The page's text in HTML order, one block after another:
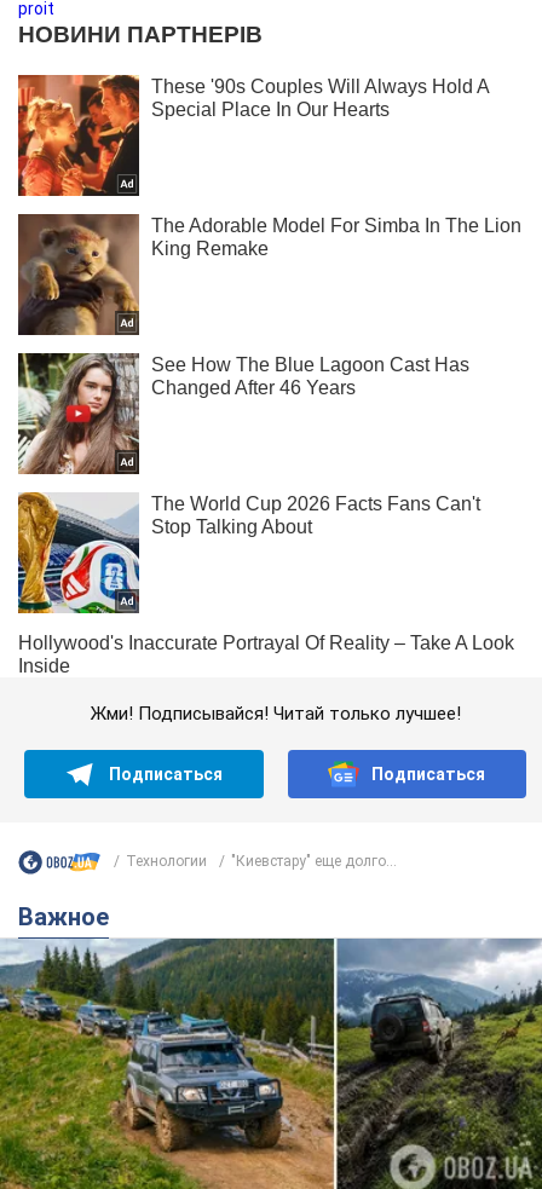
proit
Жми! Подписывайся! Читай только лучшее!
Подписаться Подписаться
Технологии "Киевстару" еще долго...
Важное